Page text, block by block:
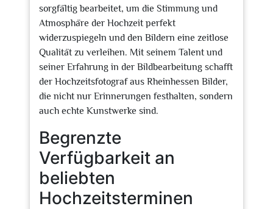
sorgfältig bearbeitet, um die Stimmung und
Atmosphäre der Hochzeit perfekt
widerzuspiegeln und den Bildern eine zeitlose
Qualität zu verleihen. Mit seinem Talent und
seiner Erfahrung in der Bildbearbeitung schafft
der Hochzeitsfotograf aus Rheinhessen Bilder,
die nicht nur Erinnerungen festhalten, sondern
auch echte Kunstwerke sind.
Begrenzte
Verfügbarkeit an
beliebten
Hochzeitsterminen